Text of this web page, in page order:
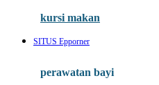
Leclerc
Lee Vierra
Lillebaby
kursi makan
SITUS Epporner
perawatan bayi